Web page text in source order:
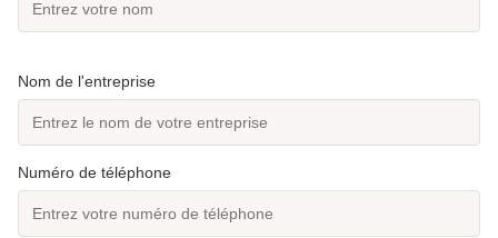
Nom de l'entreprise
Numéro de téléphone